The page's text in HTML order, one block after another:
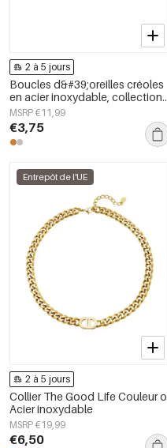
2 à 5 jours
Boucles d&#39;oreilles créoles
en acier inoxydable, collection
Étoile Simple Daily Simple,
bijoux pour femmes
MSRP €11,99
€3,75
Entrepôt de l'UE
2 à 5 jours
Collier The Good Life Couleur
Acier inoxydable
MSRP €19,99
€6,50